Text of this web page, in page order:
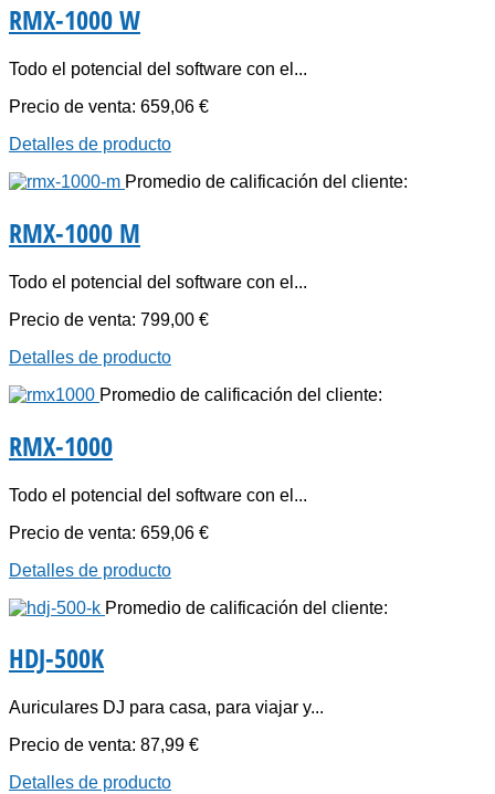
RMX-1000 W
Todo el potencial del software con el...
Precio de venta: 659,06 €
Detalles de producto
Promedio de calificación del cliente:
RMX-1000 M
Todo el potencial del software con el...
Precio de venta: 799,00 €
Detalles de producto
Promedio de calificación del cliente:
RMX-1000
Todo el potencial del software con el...
Precio de venta: 659,06 €
Detalles de producto
Promedio de calificación del cliente:
HDJ-500K
Auriculares DJ para casa, para viajar y...
Precio de venta: 87,99 €
Detalles de producto